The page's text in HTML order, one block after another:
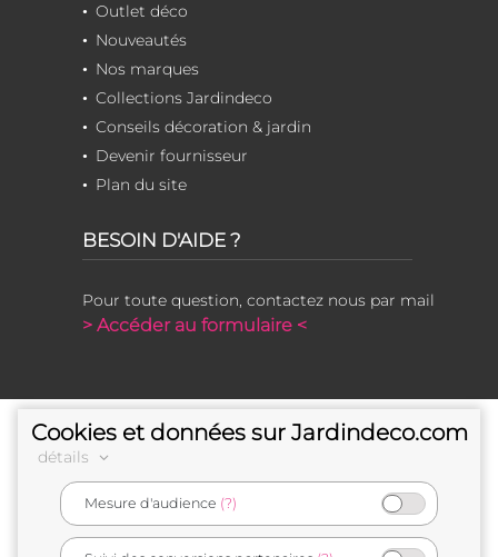
Outlet déco
Nouveautés
Nos marques
Collections Jardindeco
Conseils décoration & jardin
Devenir fournisseur
Plan du site
BESOIN D'AIDE ?
Pour toute question, contactez nous par mail
> Accéder au formulaire <
e-commerçant français
Cookies et données sur Jardindeco.com
détails
Mesure d'audience (?)